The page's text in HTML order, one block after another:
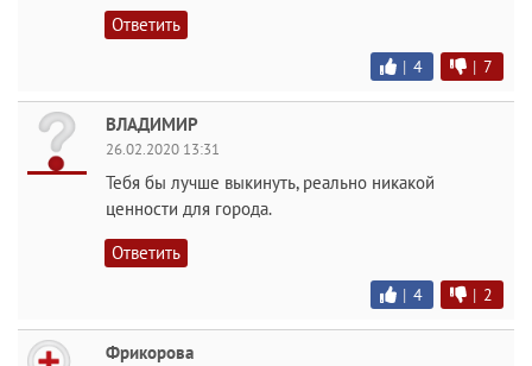
Ответить
| 4 | 7
ВЛАДИМИР
26.02.2020 13:31
Тебя бы лучше выкинуть, реально никакой
ценности для города.
Ответить
| 4 | 2
Фрикорова